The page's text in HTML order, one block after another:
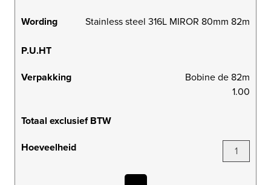
Wording Stainless steel 316L MIROR 80mm 82m
P.U.HT
Verpakking
Bobine de 82m
1.00
Totaal exclusief BTW
Hoeveelheid